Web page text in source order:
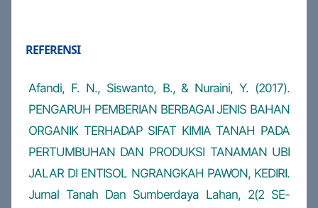
REFERENSI
Afandi, F. N., Siswanto, B., & Nuraini, Y. (2017).
PENGARUH PEMBERIAN BERBAGAI JENIS BAHAN
ORGANIK TERHADAP SIFAT KIMIA TANAH PADA
PERTUMBUHAN DAN PRODUKSI TANAMAN UBI
JALAR DI ENTISOL NGRANGKAH PAWON, KEDIRI.
Jurnal Tanah Dan Sumberdaya Lahan, 2(2 SE-